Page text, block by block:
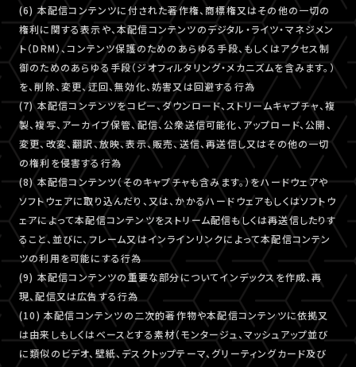
(6) 本配信コンテンツに付された著作権、商標権又はその他の一切の
権利に関する表示や、本配信コンテンツのデジタル・ライツ・マネジメン
ト（DRM）、コンテンツ保護のためのあらゆる手段、もしくはアクセス制
御のためのあらゆる手段（ジオフィルタリング・メカニズムを含みます。）
を、削除、変更、迂回、無効化、妨害又は回避する行為
(7) 本配信コンテンツをコピー、ダウンロード、ストリームキャプチャ、複
製、複写、アーカイブ保管、配信、公衆送信可能化、アップロード、公開、
変更、改変、翻訳、放映、表示、販売、送信、再送信し又はその他の一切
の権利を侵害する行為
(8) 本配信コンテンツ（そのキャプチャも含みます。）をハードウェアや
ソフトウェアに取り込んだり、又は、かかるハードウェアもしくはソフトウ
ェアによって本配信コンテンツをストリーム配信もしくは再送信したりす
ること、並びに、フレーム又はインラインリンクによって本配信コンテン
ツの利用を可能にする行為
(9) 本配信コンテンツの重要な部分についてインデックスを作成、再
現、配信又は広告する行為
(10) 本配信コンテンツの二次的著作物や本配信コンテンツに依拠又
は由来しもしくはベースとする素材（モンタージュ、マッシュアップ並び
に類似のビデオ、壁紙、デスクトップテーマ、グリーティングカード及び